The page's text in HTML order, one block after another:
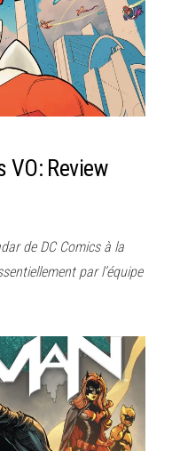
VO: Review
de DC Comics à la
par l’équipe